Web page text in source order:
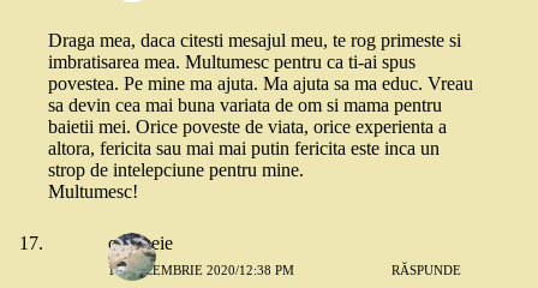
Draga mea, daca citesti mesajul meu, te rog primeste si
imbratisarea mea. Multumesc pentru ca ti-ai spus
povestea. Pe mine ma ajuta. Ma ajuta sa ma educ. Vreau
sa devin cea mai buna variata de om si mama pentru
baietii mei. Orice poveste de viata, orice experienta a
altora, fericita sau mai mai putin fericita este inca un
strop de intelepciune pentru mine.
Multumesc!
o femeie
11 DECEMBRIE 2020/12:38 PM RĂSPUNDE